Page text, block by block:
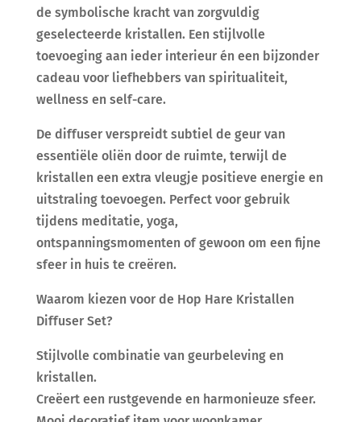
de symbolische kracht van zorgvuldig
geselecteerde kristallen. Een stijlvolle
toevoeging aan ieder interieur én een bijzonder
cadeau voor liefhebbers van spiritualiteit,
wellness en self-care.
De diffuser verspreidt subtiel de geur van
essentiële oliën door de ruimte, terwijl de
kristallen een extra vleugje positieve energie en
uitstraling toevoegen. Perfect voor gebruik
tijdens meditatie, yoga,
ontspanningsmomenten of gewoon om een fijne
sfeer in huis te creëren.
Waarom kiezen voor de Hop Hare Kristallen
Diffuser Set?
Stijlvolle combinatie van geurbeleving en
kristallen.
Creëert een rustgevende en harmonieuze sfeer.